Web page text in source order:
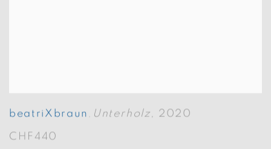
beatriXbraun Unterholz, 2020
CHF440